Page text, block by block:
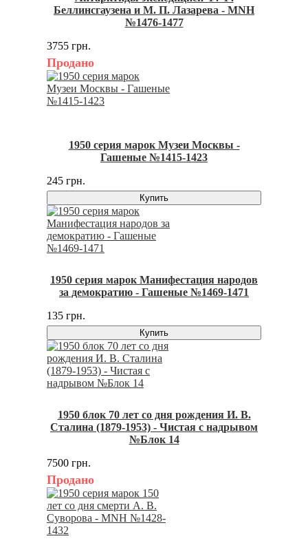
Беллинсгаузена и М. П. Лазарева - MNH
№1476-1477
3755 грн.
Продано
1950 серия марок Музеи Москвы -
Гашеные №1415-1423
245 грн.
Купить
1950 серия марок Манифестация народов
за демократию - Гашеные №1469-1471
135 грн.
Купить
1950 блок 70 лет со дня рождения И. В.
Сталина (1879-1953) - Чистая с надрывом
№Блок 14
7500 грн.
Продано